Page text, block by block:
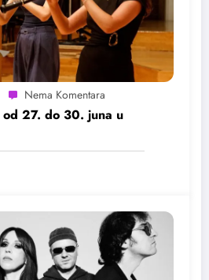
od 27. do 30. juna u